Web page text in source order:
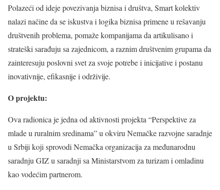
Polazeći od ideje povezivanja biznisa i društva, Smart kolektiv
nalazi načine da se iskustva i logika biznisa primene u rešavanju
društvenih problema, pomaže kompanijama da artikulisano i
strateški sarađuju sa zajednicom, a raznim društvenim grupama da
zainteresuju poslovni svet za svoje potrebe i inicijative i postanu
inovativnije, efikasnije i održivije.
O projektu:
Ova radionica je jedna od aktivnosti projekta “Perspektive za
mlade u ruralnim sredinama” u okviru Nemačke razvojne saradnje
u Srbiji koji sprovodi Nemačka organizacija za međunarodnu
saradnju GIZ u saradnji sa Ministarstvom za turizam i omladinu
kao vodećim partnerom.